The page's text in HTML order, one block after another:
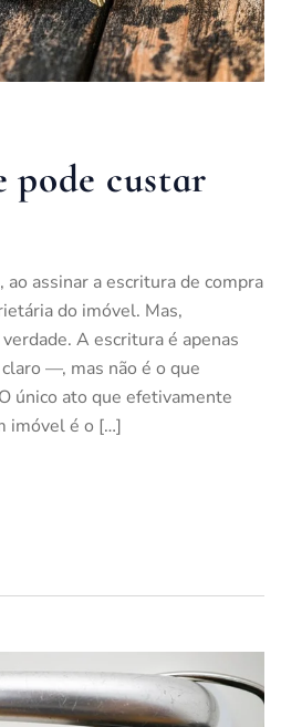
pode custar
assinar a escritura de compra
do imóvel. Mas,
A escritura é apenas
—, mas não é o que
único ato que efetivamente
imóvel é o […]